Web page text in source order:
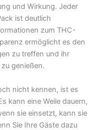
und Wirkung. Jeder
ist deutlich
zum THC-
ermöglicht es den
zu treffen und ihr
genießen.
nicht kennen, ist es
kann eine Weile dauern,
sie einsetzt, kann sie
Sie Ihre Gäste dazu